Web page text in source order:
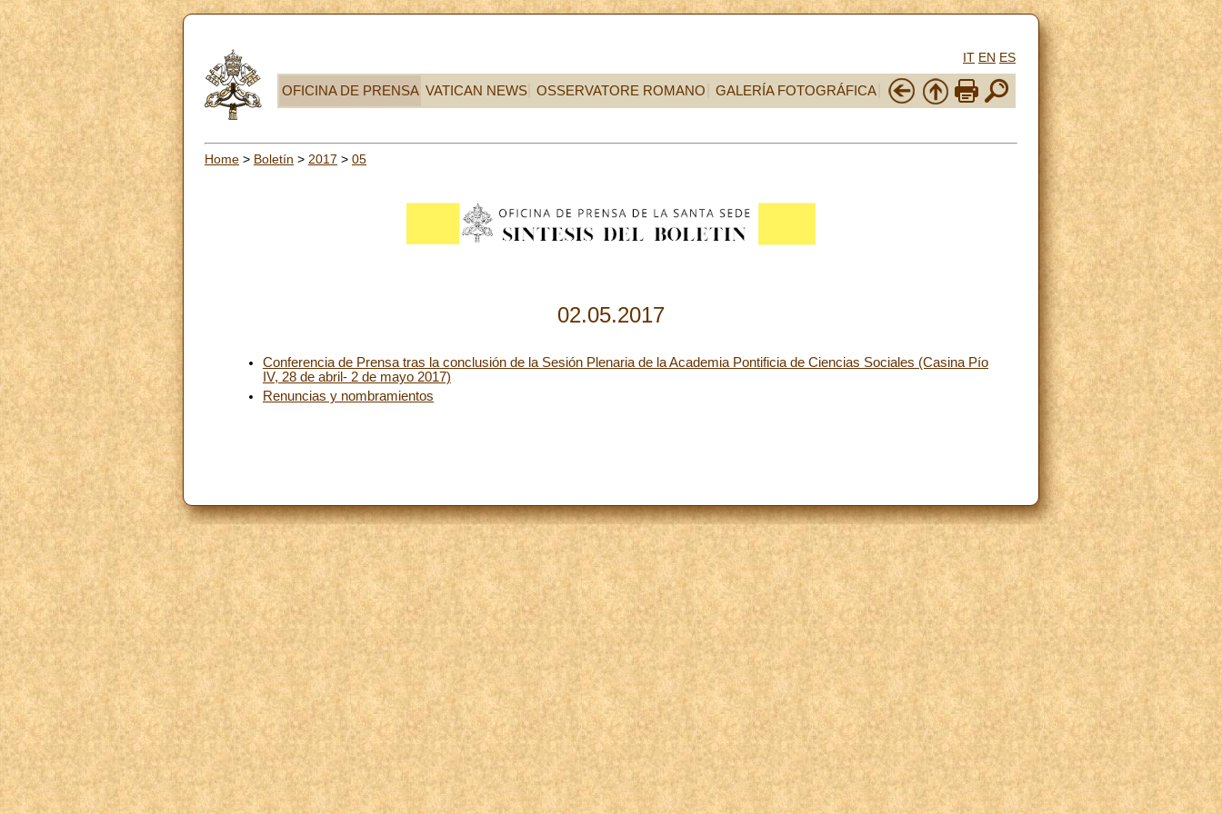
IT EN ES
OFICINA DE PRENSA VATICAN NEWS OSSERVATORE ROMANO GALERÍA FOTOGRÁFICA
Home > Boletín > 2017 > 05
02.05.2017
Conferencia de Prensa tras la conclusión de la Sesión Plenaria de la Academia Pontificia de Ciencias Sociales (Casina Pío
IV, 28 de abril- 2 de mayo 2017)
Renuncias y nombramientos